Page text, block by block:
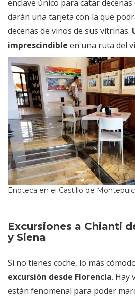
enclave único para catar
darán una tarjeta con la que
decenas de vinos de sus vitrinas.
imprescindible en una ruta del
Enoteca en el Castillo de
Excursiones a Chianti
y Siena
Si no tienes coche, lo más
excursión desde Florencia. Hay
están fenomenal para poder